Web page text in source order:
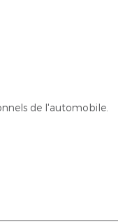
de l'automobile.